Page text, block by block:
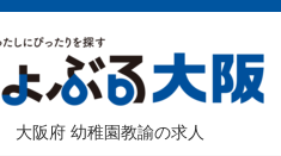
大阪府 幼稚園教諭の求人